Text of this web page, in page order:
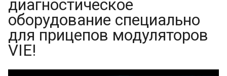
диагностическое
оборудование специально
для прицепов модуляторов
VIE!